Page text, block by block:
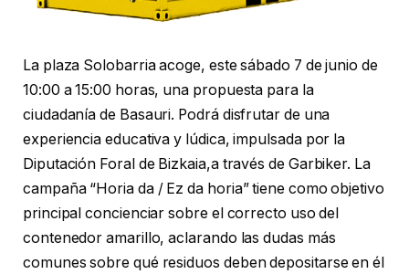
La plaza Solobarria acoge, este sábado 7 de junio de
10:00 a 15:00 horas, una propuesta para la
ciudadanía de Basauri. Podrá disfrutar de una
experiencia educativa y lúdica, impulsada por la
Diputación Foral de Bizkaia,a través de Garbiker. La
campaña “Horia da / Ez da horia” tiene como objetivo
principal concienciar sobre el correcto uso del
contenedor amarillo, aclarando las dudas más
comunes sobre qué residuos deben depositarse en él